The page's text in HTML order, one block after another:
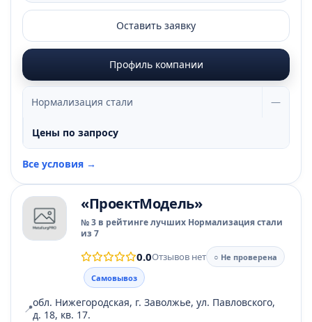
Оставить заявку
Профиль компании
Нормализация стали —
Цены по запросу
Все условия →
«ПроектМодель»
№ 3 в рейтинге лучших Нормализация стали
из 7
0.0Отзывов нет
○ Не проверена
Самовывоз
📍обл. Нижегородская, г. Заволжье, ул. Павловского,
д. 18, кв. 17.